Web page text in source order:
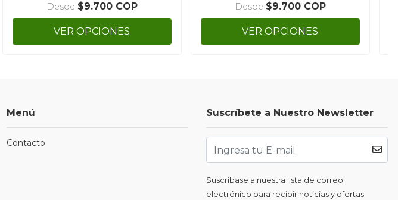
Desde $9.700 COP
VER OPCIONES
Desde $9.700 COP
VER OPCIONES
Menú
Contacto
Suscríbete a Nuestro Newsletter
Suscríbase a nuestra lista de correo
electrónico para recibir noticias y ofertas